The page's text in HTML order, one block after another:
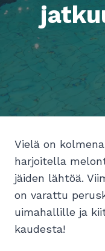
Vielä on
harjoitella
jäiden lähtöä.
on varattu
uimahallille ja
kaudesta!